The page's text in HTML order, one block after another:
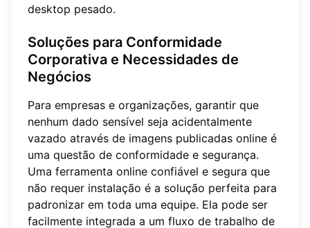
desktop pesado.
Soluções para Conformidade
Corporativa e Necessidades de
Negócios
Para empresas e organizações, garantir que
nenhum dado sensível seja acidentalmente
vazado através de imagens publicadas online é
uma questão de conformidade e segurança.
Uma ferramenta online confiável e segura que
não requer instalação é a solução perfeita para
padronizar em toda uma equipe. Ela pode ser
facilmente integrada a um fluxo de trabalho de